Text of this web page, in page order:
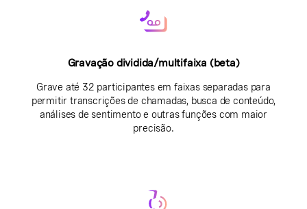
Gravação dividida/multifaixa (beta)
Grave até 32 participantes em faixas separadas para
permitir transcrições de chamadas, busca de conteúdo,
análises de sentimento e outras funções com maior
precisão.